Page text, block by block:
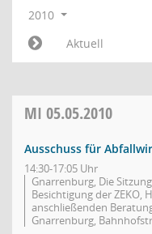
2010
Aktuell
MI 05.05.2010
Ausschuss für
14:30-17:05 Uhr
Gnarrenburg, Die
Besichtigung der ZEKO,
anschließenden
Gnarrenburg,